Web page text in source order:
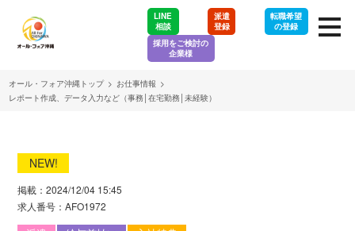
LINE
相談
派遣
登録
転職希望
の登録
採用をご検討の
企業様
オール・フォア沖縄トップ > お仕事情報 >
レポート作成、データ入力など（事務│在宅勤務│未経験）
NEW!
掲載：2024/12/04 15:45
求人番号：AFO1972